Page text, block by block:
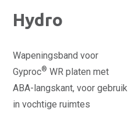
Hydro
Wapeningsband voor
Gyproc® WR platen met
ABA-langskant, voor gebruik
in vochtige ruimtes